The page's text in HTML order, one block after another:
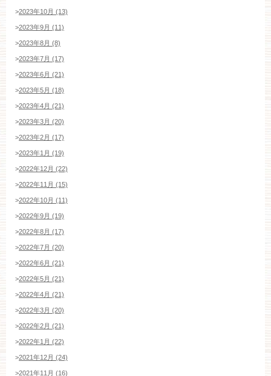
>2023年10月 (13)
>2023年9月 (11)
>2023年8月 (8)
>2023年7月 (17)
>2023年6月 (21)
>2023年5月 (18)
>2023年4月 (21)
>2023年3月 (20)
>2023年2月 (17)
>2023年1月 (19)
>2022年12月 (22)
>2022年11月 (15)
>2022年10月 (11)
>2022年9月 (19)
>2022年8月 (17)
>2022年7月 (20)
>2022年6月 (21)
>2022年5月 (21)
>2022年4月 (21)
>2022年3月 (20)
>2022年2月 (21)
>2022年1月 (22)
>2021年12月 (24)
>2021年11月 (16)
ブライダルフェア・見学ご希望のお客様
平日 12：00〜20：00